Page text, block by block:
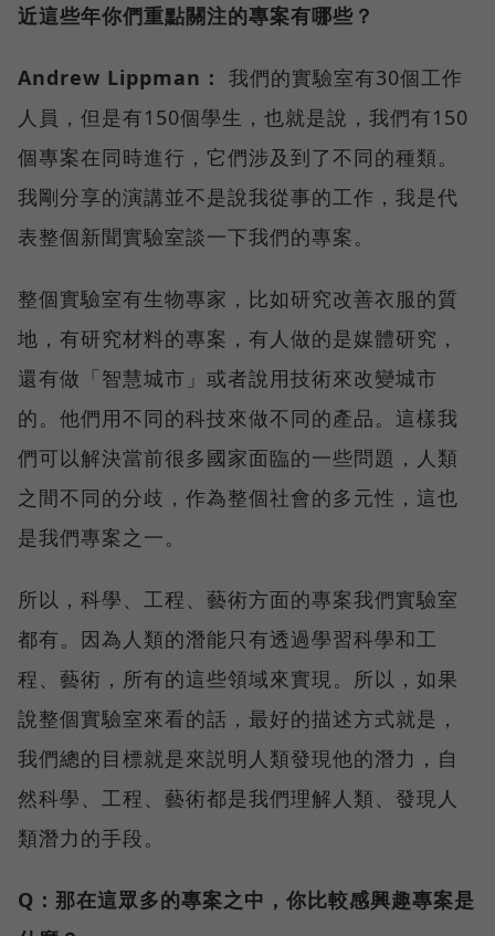
近這些年你們重點關注的專案有哪些？
Andrew Lippman： 我們的實驗室有30個工作
人員，但是有150個學生，也就是說，我們有150
個專案在同時進行，它們涉及到了不同的種類。
我剛分享的演講並不是說我從事的工作，我是代
表整個新聞實驗室談一下我們的專案。
整個實驗室有生物專家，比如研究改善衣服的質
地，有研究材料的專案，有人做的是媒體研究，
還有做「智慧城市」或者說用技術來改變城市
的。他們用不同的科技來做不同的產品。這樣我
們可以解決當前很多國家面臨的一些問題，人類
之間不同的分歧，作為整個社會的多元性，這也
是我們專案之一。
所以，科學、工程、藝術方面的專案我們實驗室
都有。因為人類的潛能只有透過學習科學和工
程、藝術，所有的這些領域來實現。所以，如果
說整個實驗室來看的話，最好的描述方式就是，
我們總的目標就是來説明人類發現他的潛力，自
然科學、工程、藝術都是我們理解人類、發現人
類潛力的手段。
Q：那在這眾多的專案之中，你比較感興趣專案是